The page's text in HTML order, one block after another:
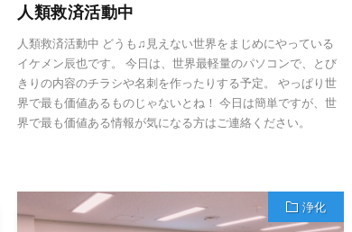
人類救済活動中
人類救済活動中 どうも♫見えない世界をまじめにやっている
イケメン辰也です。 今日は、世界最軽量のパソコンで、とび
きりの内容のチラシや名刺を作ったりする予定。 やっぱり世
界で最も価値あるものじゃないとね！ 今日は簡単ですが、世
界で最も価値ある情報が気になる方はご連絡ください。
浄化